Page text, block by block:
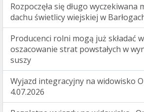
Rozpoczęła się długo wyczekiwana
dachu świetlicy wiejskiej w
Producenci rolni mogą już składać
oszacowanie strat powstałych w
suszy
Wyjazd integracyjny na widowisko
4.07.2026